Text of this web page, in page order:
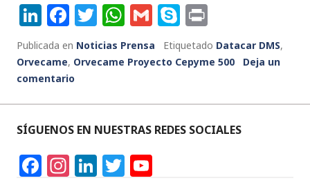
Li
n
k
e
dI
n
F
a
c
e
b
o
o
k
T
w
it
r
W
h
a
A
p
p
G
m
ai
S
k
y
e
ri
n
Publicada en Noticias Prensa Etiquetado Datacar DMS,
Orvecame, Orvecame Proyecto Cepyme 500
Deja un
comentario
SÍGUENOS EN NUESTRAS REDES SOCIALES
F In Li T